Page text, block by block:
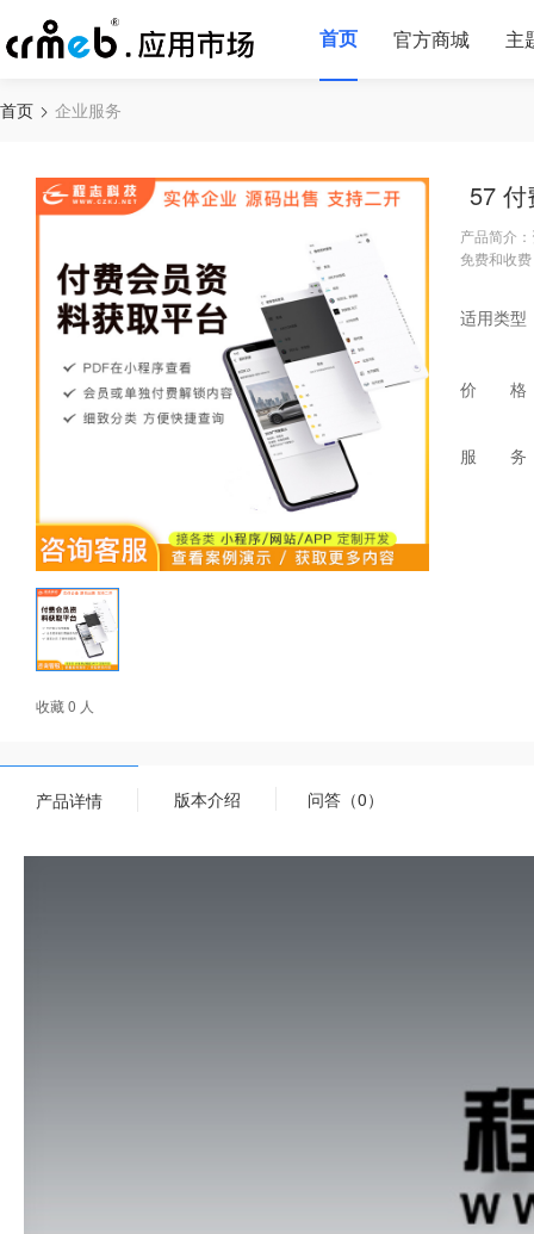
首页 官方商城 主
首页 企业服务
收藏 0 人
57 付
产品简介
免费和收
适用类型
价 格
服 务
产品详情 版本介绍 问答（0）